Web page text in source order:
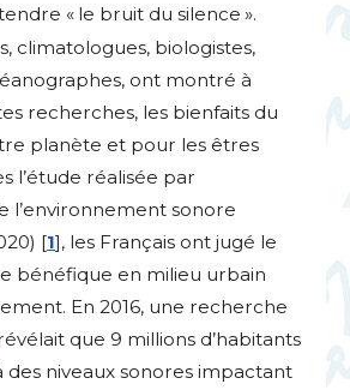
« le bruit du silence ».
climatologues, biologistes,
ont montré à
recherches, les bienfaits du
planète et pour les êtres
l’étude réalisée par
l’environnement sonore
[1], les Français ont jugé le
bénéfique en milieu urbain
En 2016, une recherche
que 9 millions d’habitants
des niveaux sonores impactant